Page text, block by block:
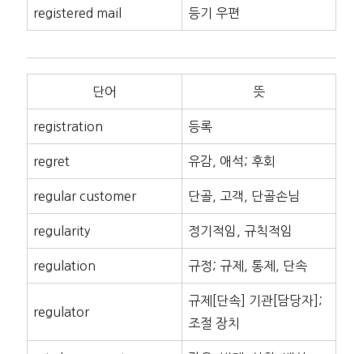
registered mail 등기 우편
단어 뜻
registration 등록
regret 유감, 애석; 후회
regular customer 단골, 고객, 단골손님
regularity 정기적임, 규칙적임
regulation 규정; 규제, 통제, 단속
regulator
규제[단속] 기관[담당자];
조절 장치